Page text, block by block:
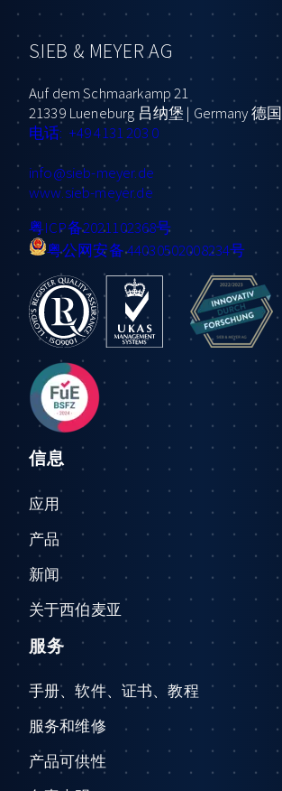
SIEB & MEYER AG
Auf dem Schmaarkamp 21
21339 Lueneburg 吕纳堡 | Germany 德国
电话: +49 4131 203 0
info@sieb-meyer.de
www.sieb-meyer.de
粤ICP备2021102368号
粤公网安备 44030502008234号
信息
应用
产品
新闻
关于西伯麦亚
服务
手册、软件、证书、教程
服务和维修
产品可供性